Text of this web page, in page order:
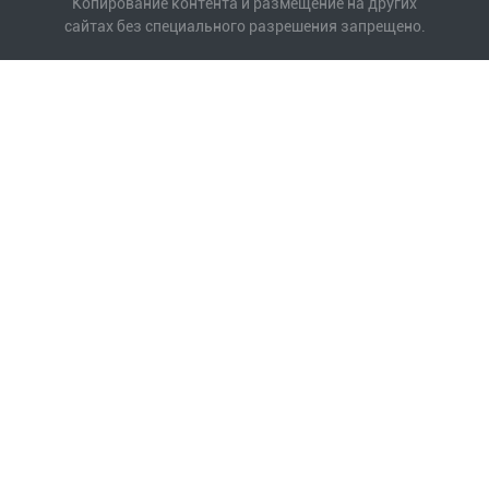
сайтах без специального разрешения запрещено.